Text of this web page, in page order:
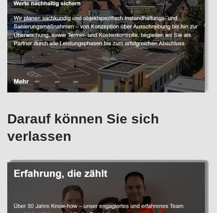
Darauf können Sie sich
verlassen